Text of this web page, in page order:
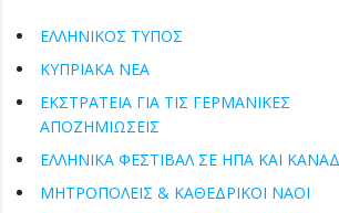
ΕΛΛΗΝΙΚΟΣ ΤΥΠΟΣ
ΚΥΠΡΙΑΚΑ ΝΕΑ
ΕΚΣΤΡΑΤΕΙΑ ΓΙΑ ΤΙΣ ΓΕΡΜΑΝΙΚΕΣ
ΑΠΟΖΗΜΙΩΣΕΙΣ
ΕΛΛΗΝΙΚΆ ΦΕΣΤΙΒΆΛ ΣΕ ΗΠΑ ΚΑΙ
ΜΗΤΡΟΠΌΛΕΙΣ & ΚΑΘΕΔΡΙΚΟΊ ΝΑΟΊ